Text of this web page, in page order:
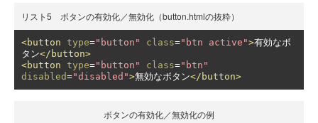
リスト5 ボタンの有効化／無効化（button.htmlの抜粋）
<button type="button" class="btn active">有効なボ
タン</button>
<button type="button" class="btn"
disabled="disabled">無効なボタン</button>
ボタンの有効化／無効化の例